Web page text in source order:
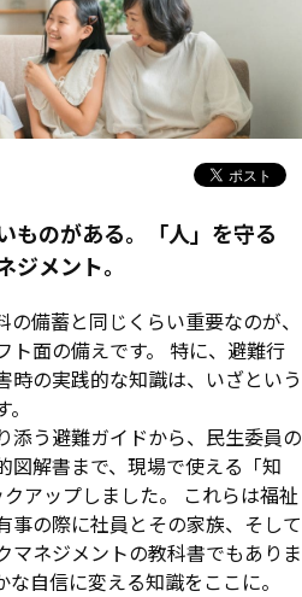
ものがある。「人」を守る
ジメント。
備蓄と同じくらい重要なのが、
ト面の備えです。 特に、避難行
時の実践的な知識は、いざという
添う避難ガイドから、民生委員の
図解書まで、現場で使える「知
アップしました。 これらは福祉
事の際に社員とその家族、そして
マネジメントの教科書でもありま
自信に変える知識をここに。